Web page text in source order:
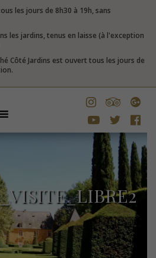
les jours de 8h30 à 19h, sans
les jardins, tenus en laisse (à l'exception
Côté Jardins est ouvert tous les jours de